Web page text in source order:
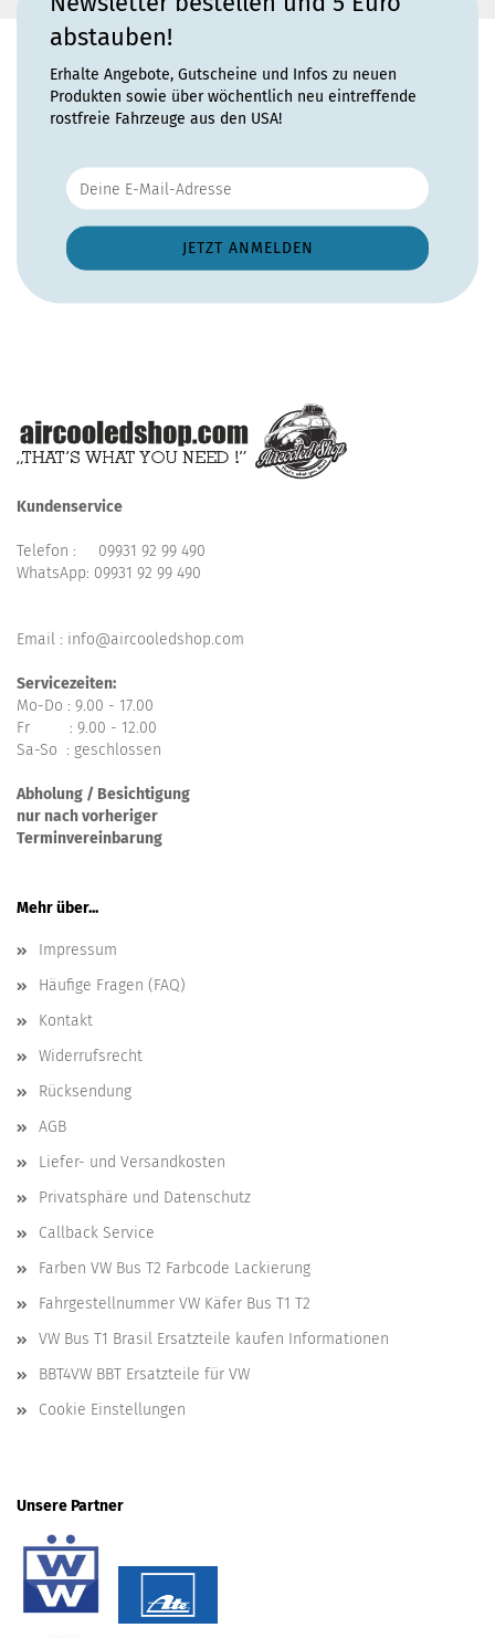
abstauben!
Erhalte Angebote, Gutscheine und Infos zu neuen
Produkten sowie über wöchentlich neu eintreffende
rostfreie Fahrzeuge aus den USA!
Kundenservice
Telefon : 09931 92 99 490
WhatsApp: 09931 92 99 490
Email : info@aircooledshop.com
Servicezeiten:
Mo-Do : 9.00 - 17.00
Fr : 9.00 - 12.00
Sa-So : geschlossen
Abholung / Besichtigung
nur nach vorheriger
Terminvereinbarung
Mehr über...
Impressum
Häufige Fragen (FAQ)
Kontakt
Widerrufsrecht
Rücksendung
AGB
Liefer- und Versandkosten
Privatsphäre und Datenschutz
Callback Service
Farben VW Bus T2 Farbcode Lackierung
Fahrgestellnummer VW Käfer Bus T1 T2
VW Bus T1 Brasil Ersatzteile kaufen Informationen
BBT4VW BBT Ersatzteile für VW
Cookie Einstellungen
Unsere Partner